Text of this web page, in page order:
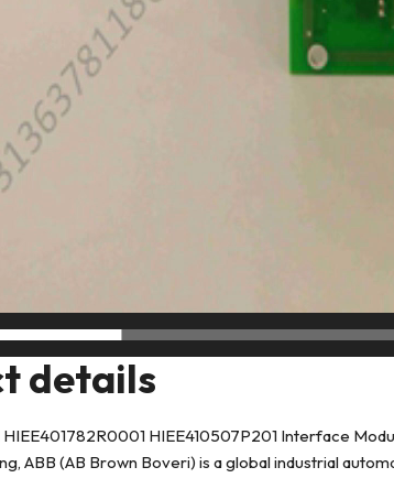
details
HIEE401782R0001 HIEE410507P201 Interface
ABB (AB Brown Boveri) is a global industrial